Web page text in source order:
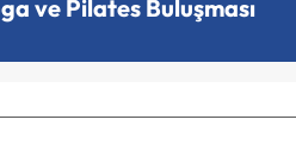
ve Pilates Buluşması